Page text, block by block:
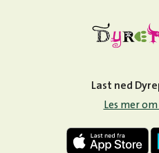
Last ned
Les mer